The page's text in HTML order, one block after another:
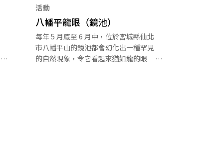
活動
八幡平龍眼（鏡池）
每年 5 月底至 6 月中，位於宮城縣仙北
市八幡平山的鏡池都會幻化出一種罕見
的自然現象，令它看起來猶如龍的眼